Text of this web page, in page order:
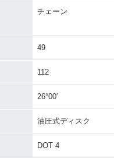
チェーン
49
112
26°00′
油圧式ディスク
DOT 4